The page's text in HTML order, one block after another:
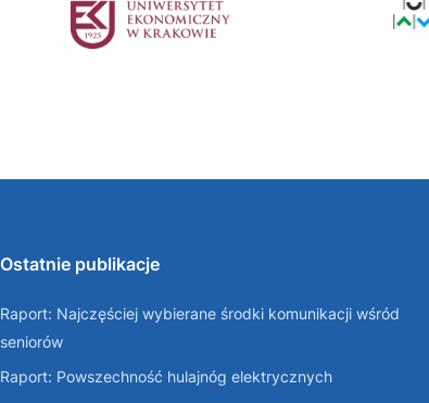
Ostatnie publikacje
Raport: Najczęściej wybierane środki komunikacji wśród
seniorów
Raport: Powszechność hulajnóg elektrycznych